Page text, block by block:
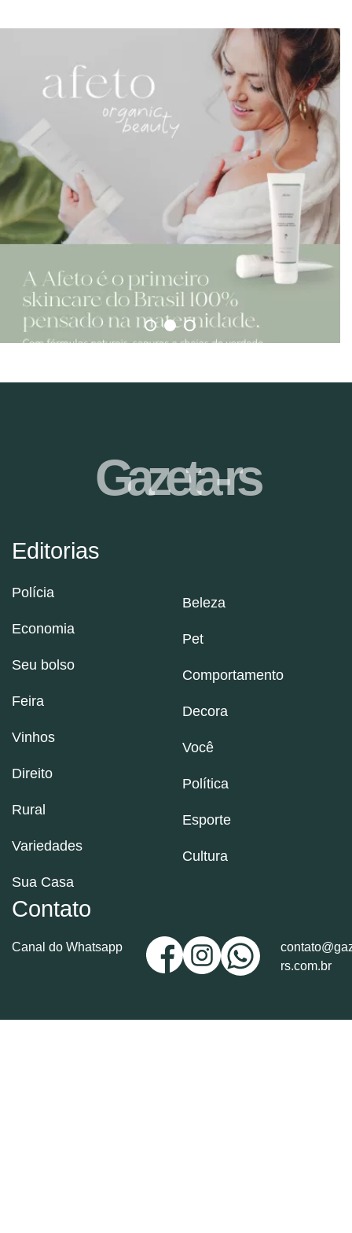
Editorias
Polícia
Economia
Seu bolso
Feira
Vinhos
Direito
Rural
Variedades
Sua Casa
Beleza
Pet
Comportamento
Decora
Você
Política
Esporte
Cultura
Contato
Canal do Whatsapp
rs.com.br
Gazeta-rs